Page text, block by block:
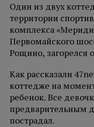
Один из двух
территории
комплекса
Первомайского
Рощино, загорелся
Как рассказали
коттедже на
ребенок. Все
предварительным
пострадал.